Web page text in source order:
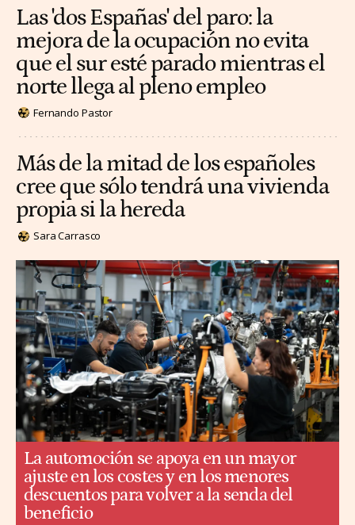
Las 'dos Españas' del paro: la
mejora de la ocupación no evita
que el sur esté parado mientras el
norte llega al pleno empleo
Fernando Pastor
Más de la mitad de los españoles
cree que sólo tendrá una vivienda
propia si la hereda
Sara Carrasco
La automoción se apoya en un mayor
ajuste en los costes y en los menores
descuentos para volver a la senda del
beneficio